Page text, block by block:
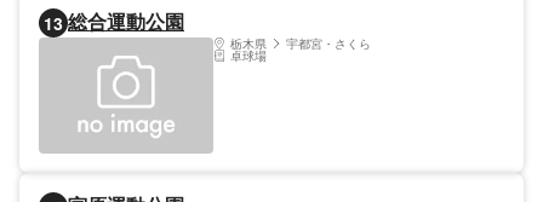
13 総合運動公園
栃木県 宇都宮・さくら
卓球場